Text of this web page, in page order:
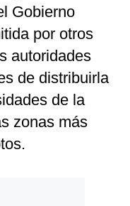
Gobierno
por otros
autoridades
de distribuirla
de la
zonas más